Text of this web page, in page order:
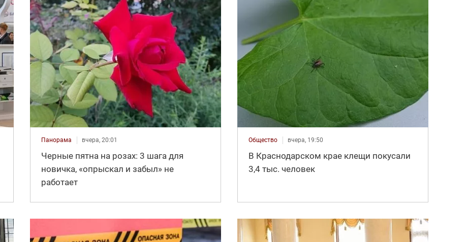
Панорама вчера, 20:01
Черные пятна на розах: 3 шага для
новичка, «опрыскал и забыл» не
работает
Общество вчера, 19:50
В Краснодарском крае клещи покусали
3,4 тыс. человек